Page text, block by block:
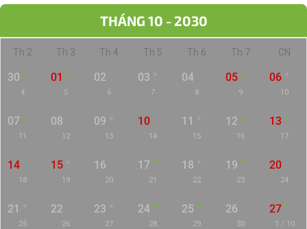
THÁNG 10 - 2030
Th 2 Th 3 Th 4 Th 5 Th 6 Th 7 CN
30
4
01
5
02
6
03
7
04
8
05
9
06
10
07
11
08
12
09
13
10
14
11
15
12
16
13
17
14
18
15
19
16
20
17
21
18
22
19
23
20
24
21
25
22
26
23
27
24
28
25
29
26
30
27
1 / 10